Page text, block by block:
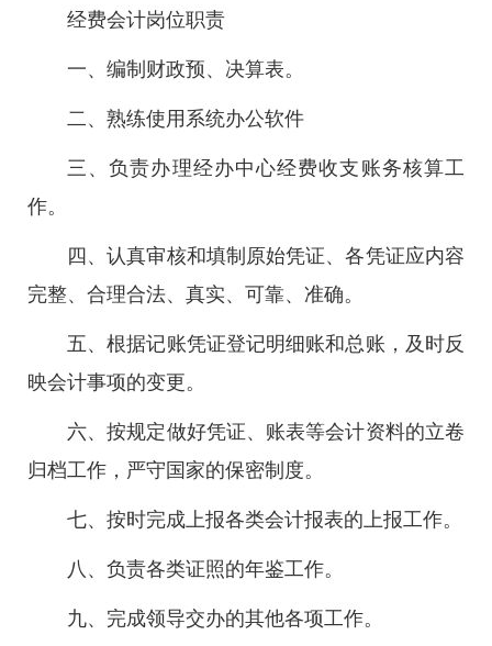
经费会计岗位职责
一、编制财政预、决算表。
二、熟练使用系统办公软件
三、负责办理经办中心经费收支账务核算工
作。
四、认真审核和填制原始凭证、各凭证应内容
完整、合理合法、真实、可靠、准确。
五、根据记账凭证登记明细账和总账，及时反
映会计事项的变更。
六、按规定做好凭证、账表等会计资料的立卷
归档工作，严守国家的保密制度。
七、按时完成上报各类会计报表的上报工作。
八、负责各类证照的年鉴工作。
九、完成领导交办的其他各项工作。